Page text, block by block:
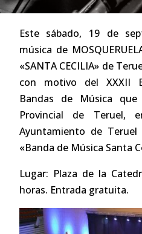
Este sábado, 19 de
música de
«SANTA CECILIA» de
con motivo del XXXII
Bandas de Música
Provincial de Teruel,
Ayuntamiento de
«Banda de Música Santa
Lugar: Plaza de la
horas. Entrada gratuita.